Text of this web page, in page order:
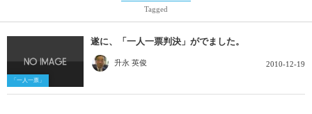
Tagged
「一人一票」
遂に、「一人一票判決」がでました。
升永 英俊 2010-12-19